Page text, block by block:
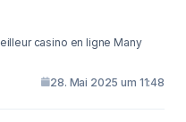
casino en ligne Many
28. Mai 2025 um 11:48